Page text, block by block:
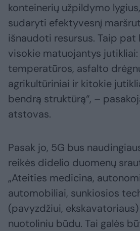
konteinerių užpildymo
sudaryti efektyvesnį
išnaudoti resursus. Taip
visokie matuojantys
temperatūros, asfalto
agrikultūriniai ir kitokie
bendrą struktūrą“, –
atstovas.
Pasak jo, 5G bus
reikės didelio duomenų
„Ateities medicina,
automobiliai, sunkiosios
(pavyzdžiui,
nuotoliniu būdu. Tai galės